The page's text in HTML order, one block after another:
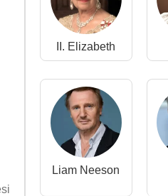
II. Elizabeth
Liam Neeson